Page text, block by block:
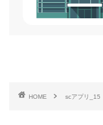
HOME scアプリ_15